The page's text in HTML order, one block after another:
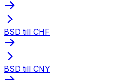
BSD till CHF
BSD till CNY